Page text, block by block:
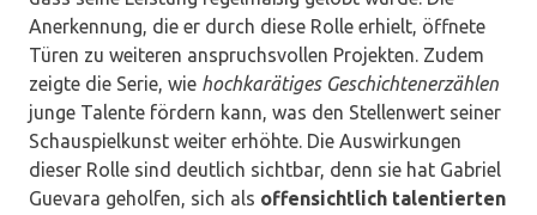
Anerkennung, die er durch diese Rolle erhielt, öffnete
Türen zu weiteren anspruchsvollen Projekten. Zudem
zeigte die Serie, wie hochkarätiges Geschichtenerzählen
junge Talente fördern kann, was den Stellenwert seiner
Schauspielkunst weiter erhöhte. Die Auswirkungen
dieser Rolle sind deutlich sichtbar, denn sie hat Gabriel
Guevara geholfen, sich als offensichtlich talentierten